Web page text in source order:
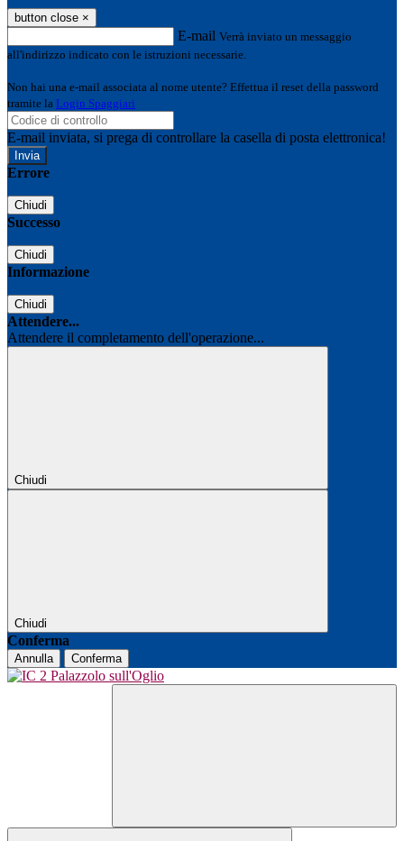
button close ×
E-mail Verrà inviato un messaggio
all'indirizzo indicato con le istruzioni necessarie.
Non hai una e-mail associata al nome utente? Effettua il reset della password
tramite la Login Spaggiari
E-mail inviata, si prega di controllare la casella di posta elettronica!
Errore
Chiudi
Successo
Chiudi
Informazione
Chiudi
Attendere...
Attendere il completamento dell'operazione...
Chiudi
Chiudi
Conferma
Annulla Conferma